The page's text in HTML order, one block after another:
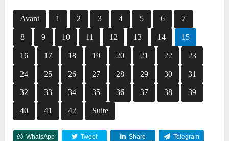
Avant 1 2 3 4 5 6 7
8 9 10 11 12 13 14 15
16 17 18 19 20 21 22 23
24 25 26 27 28 29 30 31
32 33 34 35 36 37 38 39
40 41 42 Suite
WhatsApp Tweet Share Telegram